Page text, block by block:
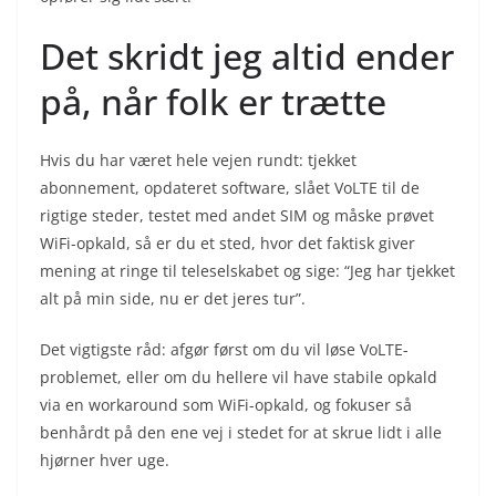
Det skridt jeg altid ender
på, når folk er trætte
Hvis du har været hele vejen rundt: tjekket
abonnement, opdateret software, slået VoLTE til de
rigtige steder, testet med andet SIM og måske prøvet
WiFi-opkald, så er du et sted, hvor det faktisk giver
mening at ringe til teleselskabet og sige: “Jeg har tjekket
alt på min side, nu er det jeres tur”.
Det vigtigste råd: afgør først om du vil løse VoLTE-
problemet, eller om du hellere vil have stabile opkald
via en workaround som WiFi-opkald, og fokuser så
benhårdt på den ene vej i stedet for at skrue lidt i alle
hjørner hver uge.